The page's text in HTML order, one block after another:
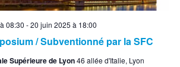
/ Subventionné par la SFC
08:30 -20 juin 2025 à 18:00
Supérieure de Lyon46 allée d'Italie, Lyon